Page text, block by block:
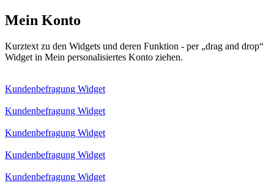
Mein Konto
Kurztext zu den Widgets und deren Funktion - per „drag and drop“
Widget in Mein personalisiertes Konto ziehen.
Kundenbefragung Widget
Kundenbefragung Widget
Kundenbefragung Widget
Kundenbefragung Widget
Kundenbefragung Widget